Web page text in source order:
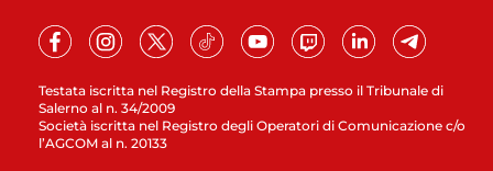
Testata iscritta nel Registro della Stampa presso il Tribunale di
Salerno al n. 34/2009
Società iscritta nel Registro degli Operatori di Comunicazione c/o
l’AGCOM al n. 20133